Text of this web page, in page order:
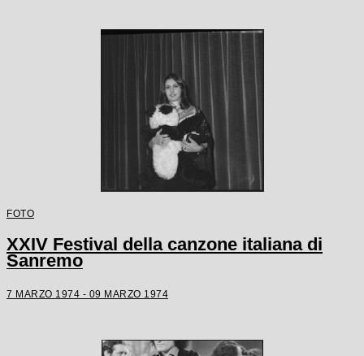
FOTO
XXIV Festival della canzone italiana di
Sanremo
7 MARZO 1974 - 09 MARZO 1974